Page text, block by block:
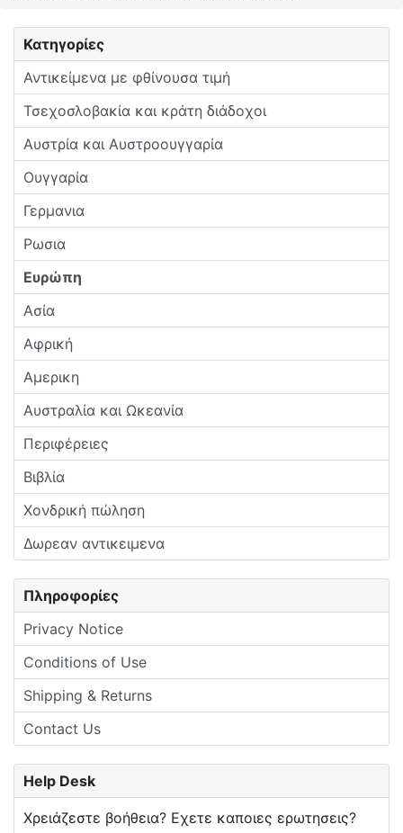
Κατηγορίες
Αντικείμενα με φθίνουσα τιμή
Τσεχοσλοβακία και κράτη διάδοχοι
Αυστρία και Αυστροουγγαρία
Ουγγαρία
Γερμανια
Ρωσια
Ευρώπη
Ασία
Αφρική
Αμερικη
Αυστραλία και Ωκεανία
Περιφέρειες
Βιβλία
Χονδρική πώληση
Δωρεαν αντικειμενα
Πληροφορίες
Privacy Notice
Conditions of Use
Shipping & Returns
Contact Us
Help Desk
Χρειάζεστε βοήθεια? Εχετε καποιες ερωτησεις?